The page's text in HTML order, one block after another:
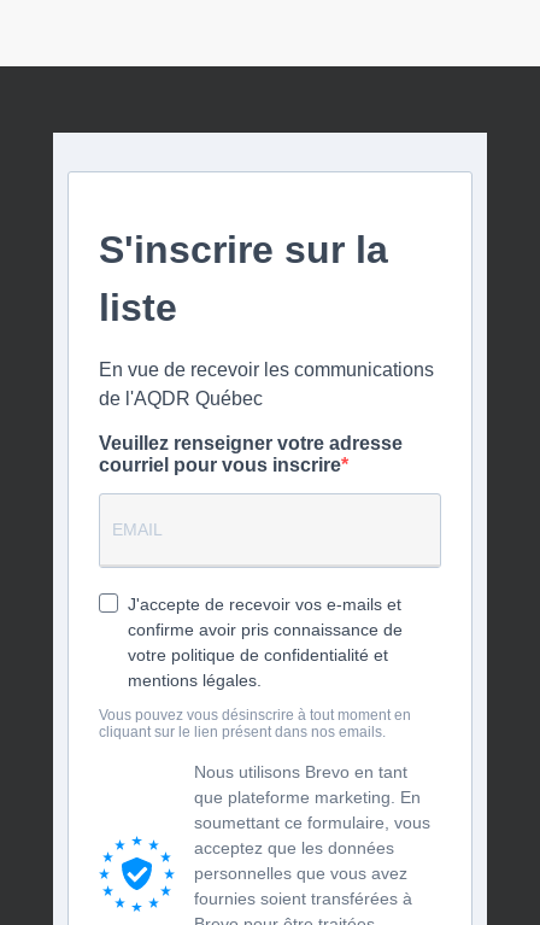
S'inscrire sur la
liste
En vue de recevoir les communications
de l'AQDR Québec
Veuillez renseigner votre adresse
courriel pour vous inscrire
J'accepte de recevoir vos e-mails et
confirme avoir pris connaissance de
votre politique de confidentialité et
mentions légales.
Vous pouvez vous désinscrire à tout moment en
cliquant sur le lien présent dans nos emails.
Nous utilisons Brevo en tant
que plateforme marketing. En
soumettant ce formulaire, vous
acceptez que les données
personnelles que vous avez
fournies soient transférées à